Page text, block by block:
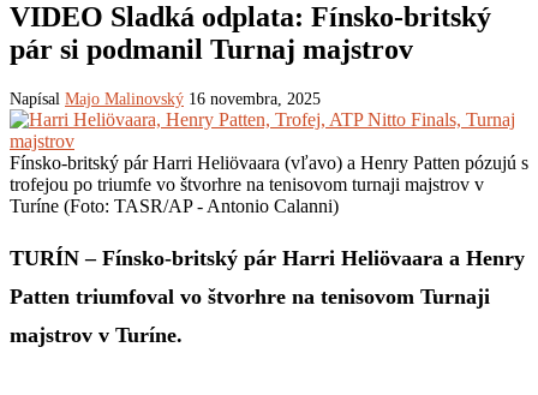
VIDEO Sladká odplata: Fínsko-britský
pár si podmanil Turnaj majstrov
Napísal Majo Malinovský 16 novembra, 2025
Fínsko-britský pár Harri Heliövaara (vľavo) a Henry Patten pózujú s
trofejou po triumfe vo štvorhre na tenisovom turnaji majstrov v
Turíne (Foto: TASR/AP - Antonio Calanni)
TURÍN – Fínsko-britský pár Harri Heliövaara a Henry
Patten triumfoval vo štvorhre na tenisovom Turnaji
majstrov v Turíne.